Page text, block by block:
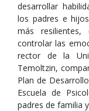
desarrollar
los padres e
más resilientes,
controlar las
rector de la
Temoltzin,
Plan de
Escuela de
padres de familia